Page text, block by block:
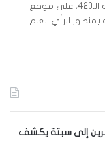
يختتم التقرير الموسع للمؤشر العربي 2022 صفحاته الـ420، على موقع
بمنظور الرأي العام…
إلى سبتة يكشف